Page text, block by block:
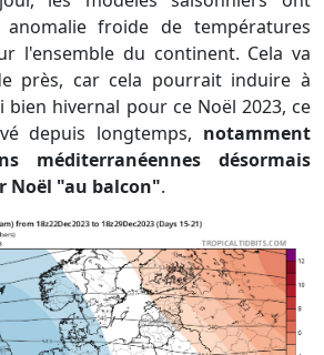
froide de températures
l'ensemble du continent. Cela va
près, car cela pourrait induire à
bien hivernal pour ce Noël 2023, ce
depuis longtemps, notamment
méditerranéennes désormais
Noël "au balcon".